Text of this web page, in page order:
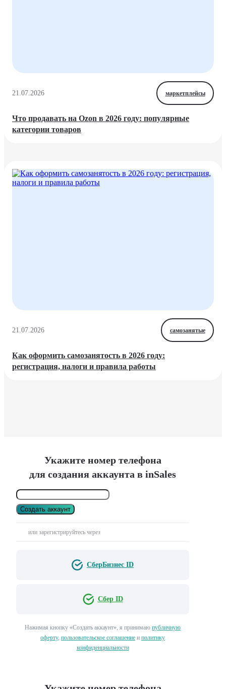
21.07.2026 маркетплейсы
Что продавать на Ozon в 2026 году: популярные
категории товаров
21.07.2026 самозанятые
Как оформить самозанятость в 2026 году:
регистрация, налоги и правила работы
Укажите номер телефона
для создания аккаунта в inSales
Создать аккаунт
или зарегистрируйтесь через
СберБизнес ID
Сбер ID
Нажимая кнопку «Создать аккаунт», я принимаю публичную
оферту, пользовательское соглашение и политику
конфиденциальности